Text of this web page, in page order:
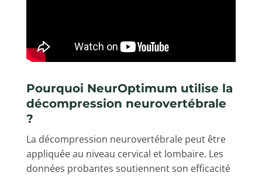
Pourquoi NeurOptimum utilise la
décompression neurovertébrale
?
La décompression neurovertébrale peut être
appliquée au niveau cervical et lombaire. Les
données probantes soutiennent son efficacité